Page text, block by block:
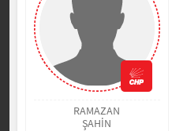
RAMAZAN
ŞAHİN